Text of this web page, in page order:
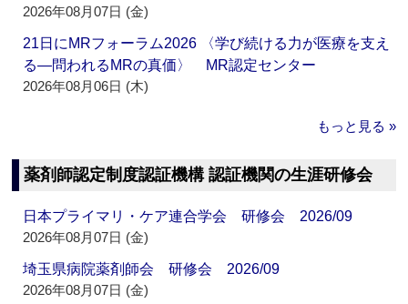
2026年08月07日 (金)
21日にMRフォーラム2026 〈学び続ける力が医療を支え
る―問われるMRの真価〉 MR認定センター
2026年08月06日 (木)
もっと見る »
薬剤師認定制度認証機構 認証機関の生涯研修会
日本プライマリ・ケア連合学会 研修会 2026/09
2026年08月07日 (金)
埼玉県病院薬剤師会 研修会 2026/09
2026年08月07日 (金)